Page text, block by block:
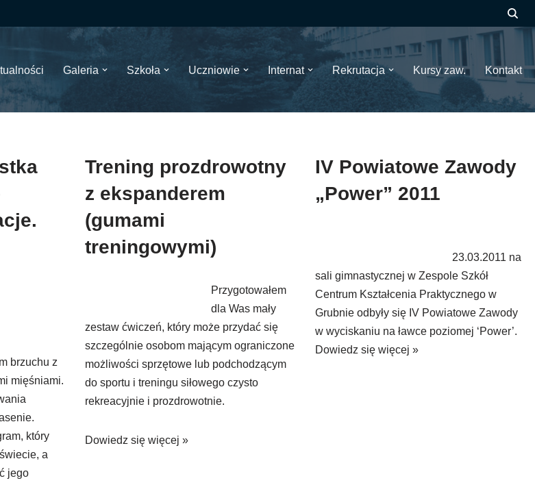
Galeria Szkoła Uczniowie Internat Rekrutacja Kursy zaw. Kontakt
brzuchu z
mięśniami.
który
a
jego
Trening prozdrowotny
z ekspanderem
(gumami
treningowymi)
Przygotowałem
dla Was mały
zestaw ćwiczeń, który może przydać się
szczególnie osobom mającym ograniczone
możliwości sprzętowe lub podchodzącym
do sportu i treningu siłowego czysto
rekreacyjnie i prozdrowotnie.
Dowiedz się więcej »
IV Powiatowe Zawody
„Power” 2011
23.03.2011 na
sali gimnastycznej w Zespole Szkół
Centrum Kształcenia Praktycznego w
Grubnie odbyły się IV Powiatowe Zawody
w wyciskaniu na ławce poziomej ‘Power’.
Dowiedz się więcej »